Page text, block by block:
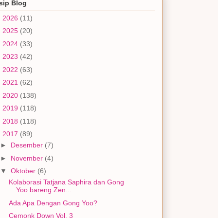
Blog
2026 (11)
2025 (20)
2024 (33)
2023 (42)
2022 (63)
2021 (62)
2020 (138)
2019 (118)
2018 (118)
2017 (89)
► Desember (7)
► November (4)
▼ Oktober (6)
Kolaborasi Tatjana Saphira dan Gong
Yoo bareng Zen...
Ada Apa Dengan Gong Yoo?
Cemonk Down Vol. 3